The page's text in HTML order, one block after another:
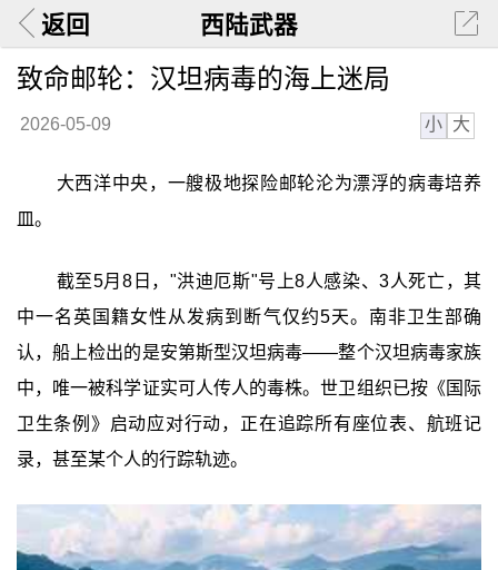
返回 西陆武器
致命邮轮：汉坦病毒的海上迷局
2026-05-09 小 大
大西洋中央，一艘极地探险邮轮沦为漂浮的病毒培养
皿。
截至5月8日，"洪迪厄斯"号上8人感染、3人死亡，其
中一名英国籍女性从发病到断气仅约5天。南非卫生部确
认，船上检出的是安第斯型汉坦病毒——整个汉坦病毒家族
中，唯一被科学证实可人传人的毒株。世卫组织已按《国际
卫生条例》启动应对行动，正在追踪所有座位表、航班记
录，甚至某个人的行踪轨迹。